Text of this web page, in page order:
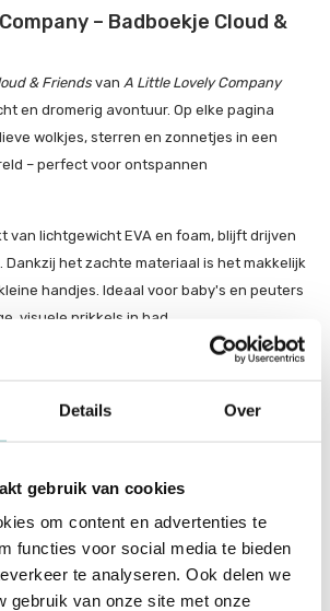
Details Over
gebruik van cookies
om content en advertenties te
functies voor social media te bieden
te analyseren. Ook delen we
gebruik van onze site met onze
– Badboekje Cloud &
& Friends van A Little Lovely Company
en dromerig avontuur. Op elke pagina
wolkjes, sterren en zonnetjes in een
– perfect voor ontspannen
van lichtgewicht EVA en foam, blijft drijven
het zachte materiaal is het makkelijk
handjes. Ideaal voor baby's en peuters
visuele prikkels in bad.
in bad
van wolkjes, sterren en zonnetjes
en makkelijk vast te houden